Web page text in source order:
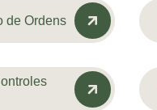
de Ordens